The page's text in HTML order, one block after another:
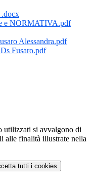
.docx
e NORMATIVA.pdf
Alessandra.pdf
Fusaro.pdf
utilizzati si avvalgono di
alle finalità illustrate nella
tutti i cookies